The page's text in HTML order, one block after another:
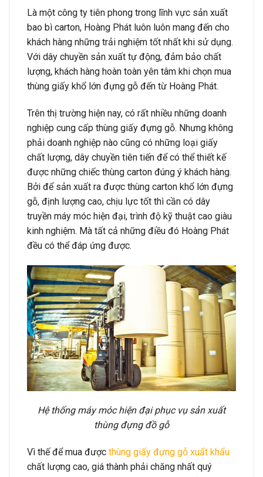
Là một công ty tiên phong trong lĩnh vực sản xuất
bao bì carton, Hoàng Phát luôn luôn mang đến cho
khách hàng những trải nghiệm tốt nhất khi sử dụng.
Với dây chuyền sản xuất tự động, đảm bảo chất
lượng, khách hàng hoàn toàn yên tâm khi chọn mua
thùng giấy khổ lớn đựng gỗ đến từ Hoàng Phát.
Trên thị trường hiện nay, có rất nhiều những doanh
nghiệp cung cấp thùng giấy đựng gỗ. Nhưng không
phải doanh nghiệp nào cũng có những loại giấy
chất lượng, dây chuyền tiên tiến để có thể thiết kế
được những chiếc thùng carton đúng ý khách hàng.
Bởi để sản xuất ra được thùng carton khổ lớn đựng
gỗ, định lượng cao, chịu lực tốt thì cần có dây
truyền máy móc hiện đại, trình độ kỹ thuật cao giàu
kinh nghiệm. Mà tất cả những điều đó Hoàng Phát
đều có thể đáp ứng được.
Hệ thống máy móc hiện đại phục vụ sản xuất
thùng đựng đồ gỗ
Vì thế để mua được thùng giấy đựng gỗ xuất khẩu
chất lượng cao, giá thành phải chăng nhất quý